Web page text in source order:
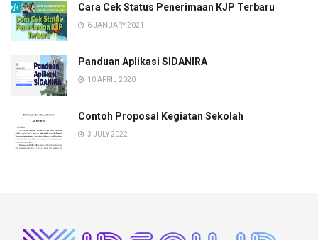
Cara Cek Status Penerimaan KJP Terbaru
6 JANUARY 2021
Panduan Aplikasi SIDANIRA
10 APRIL 2020
Contoh Proposal Kegiatan Sekolah
3 JULY 2022